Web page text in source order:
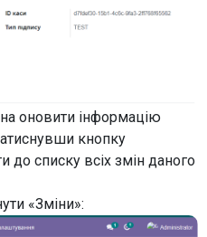
оновити інформацію
кнопку
до списку всіх змін даного
«Зміни»: